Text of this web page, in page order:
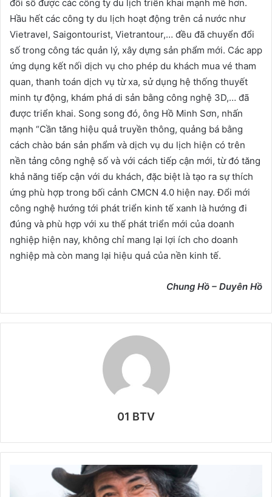
đổi số được các công ty du lịch triển khai mạnh mẽ hơn.
Hầu hết các công ty du lịch hoạt động trên cả nước như
Vietravel, Saigontourist, Vietrantour,… đều đã chuyển đổi
số trong công tác quản lý, xây dựng sản phẩm mới. Các app
ứng dụng kết nối dịch vụ cho phép du khách mua vé tham
quan, thanh toán dịch vụ từ xa, sử dụng hệ thống thuyết
minh tự động, khám phá di sản bằng công nghệ 3D,… đã
được triển khai. Song song đó, ông Hồ Minh Sơn, nhấn
mạnh “Cần tăng hiệu quả truyền thông, quảng bá bằng
cách chào bán sản phẩm và dịch vụ du lịch hiện có trên
nền tảng công nghệ số và với cách tiếp cận mới, từ đó tăng
khả năng tiếp cận với du khách, đặc biệt là tạo ra sự thích
ứng phù hợp trong bối cảnh CMCN 4.0 hiện nay. Đổi mới
công nghệ hướng tới phát triển kinh tế xanh là hướng đi
đúng và phù hợp với xu thế phát triển mới của doanh
nghiệp hiện nay, không chỉ mang lại lợi ích cho doanh
nghiệp mà còn mang lại hiệu quả của nền kinh tế.
Chung Hồ – Duyên Hồ
01 BTV